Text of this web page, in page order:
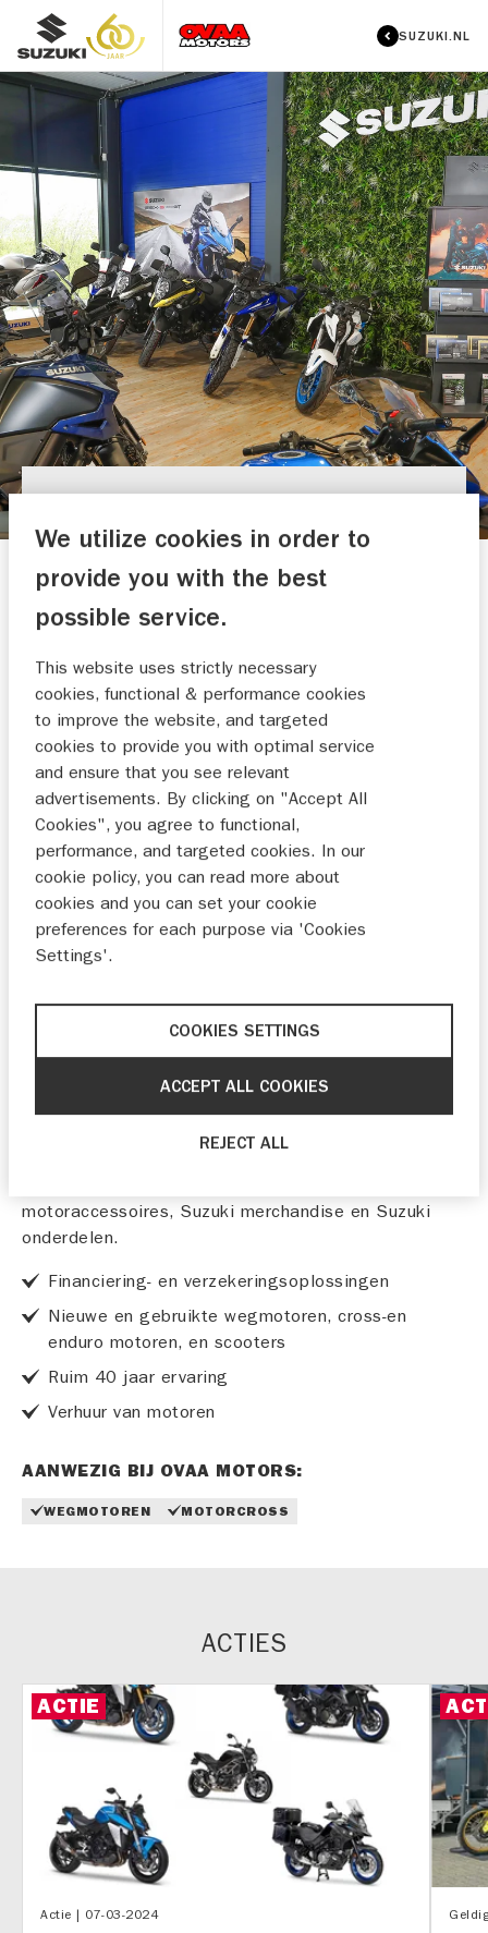
SUZUKI.NL
Mercuriusweg 1
4382 NC VLISSINGEN
0118 461 485
info@ovaamotors.nl
BOEK EEN
PROEFRIT
WERKPLAATSAFSP
OVAA MOTORS IS DÉ MOTORSPECIALIST
VAN ZEELAND SINDS 1978.
Wij zijn exclusief Suzuki dealer. Bij ons vindt u dus
motoraccessoires, Suzuki merchandise en Suzuki
onderdelen.
Financiering- en verzekeringsoplossingen
Nieuwe en gebruikte wegmotoren, cross-en
enduro motoren, en scooters
Ruim 40 jaar ervaring
Verhuur van motoren
AANWEZIG BIJ OVAA MOTORS:
WEGMOTOREN MOTORCROSS
ACTIES
ACTIE
Actie | 07-03-2024
We utilize cookies in order to
provide you with the best
possible service.
This website uses strictly necessary
cookies, functional & performance cookies
to improve the website, and targeted
cookies to provide you with optimal service
and ensure that you see relevant
advertisements. By clicking on "Accept All
Cookies", you agree to functional,
performance, and targeted cookies. In our
cookie policy, you can read more about
cookies and you can set your cookie
preferences for each purpose via 'Cookies
Settings'.
COOKIES SETTINGS
REJECT ALL
ACCEPT ALL COOKIES